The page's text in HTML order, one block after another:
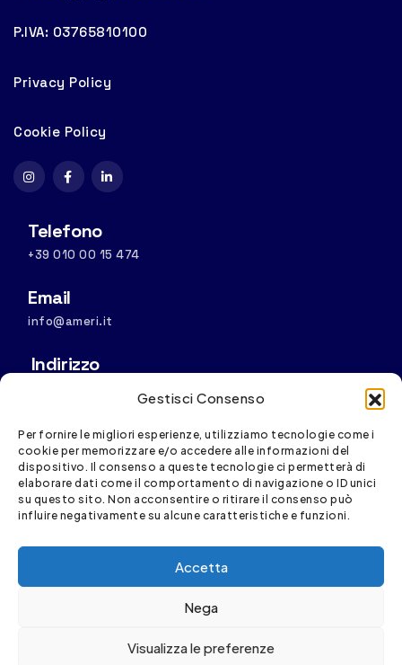
Gestisci Consenso
Per fornire le migliori esperienze, utilizziamo tecnologie come i
cookie per memorizzare e/o accedere alle informazioni del
dispositivo. Il consenso a queste tecnologie ci permetterà di
elaborare dati come il comportamento di navigazione o ID unici
su questo sito. Non acconsentire o ritirare il consenso può
influire negativamente su alcune caratteristiche e funzioni.
Accetta
Nega
Visualizza le preferenze
P.IVA: 03765810100
Privacy Policy
Cookie Policy
Telefono
+39 010 00 15 474
Email
info@ameri.it
Indirizzo
Via D. Fiasella, 16/20, 16121 Genova
Spesa cofinanziata con risorse del PR FESR Liguria
2021-2027